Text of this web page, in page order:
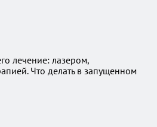
лечение: лазером,
Что делать в запущенном